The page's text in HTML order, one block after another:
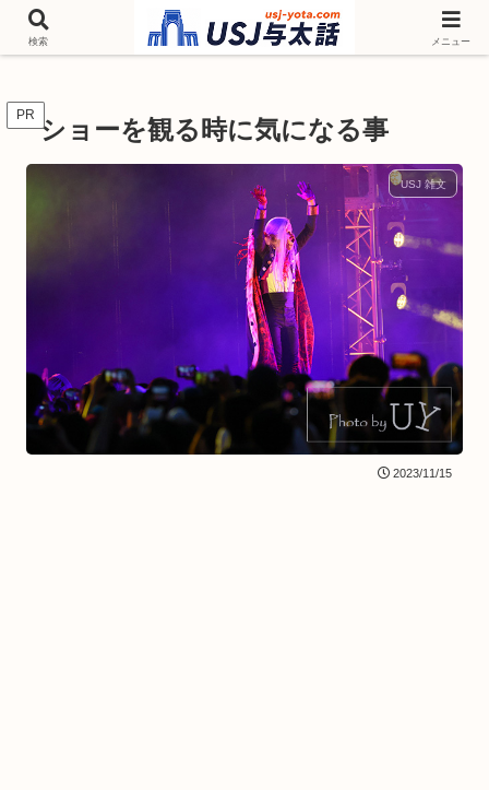
チケットやシーズンイベント ニンテンドーワールド アトラクションなどユニ
バを歩いて情報収集しています
PR ショーを観る時に気になる事
USJ 雑文
2023/11/15
検索 メニュー